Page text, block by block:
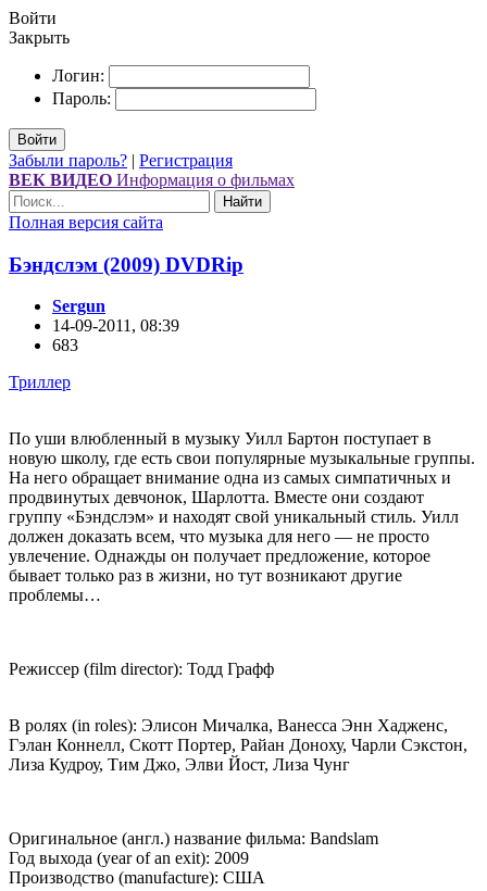
Войти
Закрыть
Логин:
Пароль:
Войти
Забыли пароль? | Регистрация
ВЕК ВИДЕО Информация о фильмах
Найти
Полная версия сайта
Бэндслэм (2009) DVDRір
Sergun
14-09-2011, 08:39
683
Триллер
По уши влюбленный в музыку Уилл Бартон поступает в
новую школу, где есть свои популярные музыкальные группы.
На него обращает внимание одна из самых симпатичных и
продвинутых девчонок, Шарлотта. Вместе они создают
группу «Бэндслэм» и находят свой уникальный стиль. Уилл
должен доказать всем, что музыка для него — не просто
увлечение. Однажды он получает предложение, которое
бывает только раз в жизни, но тут возникают другие
проблемы…
Режиссер (film director): Тодд Графф
В ролях (in roles): Элисон Мичалка, Ванесса Энн Хадженс,
Гэлан Коннелл, Скотт Портер, Райан Доноху, Чарли Сэкстон,
Лиза Кудроу, Тим Джо, Элви Йост, Лиза Чунг
Оригинальное (англ.) название фильма: Bandslam
Год выхода (year of an exit): 2009
Производство (manufacture): США